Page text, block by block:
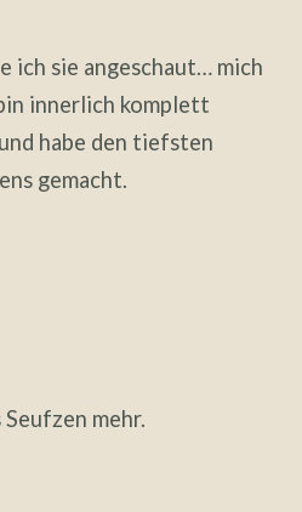
ich sie angeschaut… mich
innerlich komplett
habe den tiefsten
gemacht.
mehr.